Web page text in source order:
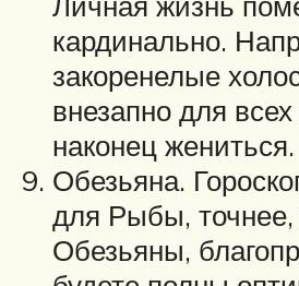
кардинально.
закоренелые
внезапно для всех
наконец жениться.
Обезьяна.
для Рыбы,
Обезьяны,